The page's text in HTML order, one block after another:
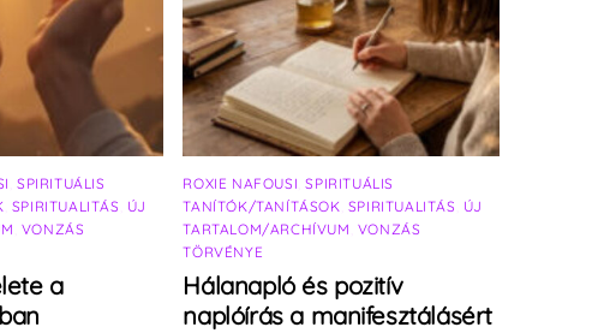
SPIRITUÁLIS
SPIRITUALITÁS ÚJ
VONZÁS
a
ROXIE NAFOUSI ,SPIRITUÁLIS
TANÍTÓK/TANÍTÁSOK SPIRITUALITÁS ÚJ
TARTALOM/ARCHÍVUM VONZÁS
TÖRVÉNYE
Hálanapló és pozitív
naplóírás a manifesztálásért